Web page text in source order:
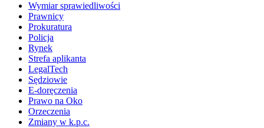
Wymiar sprawiedliwości
Prawnicy
Prokuratura
Policja
Rynek
Strefa aplikanta
LegalTech
Sędziowie
E-doręczenia
Prawo na Oko
Orzeczenia
Zmiany w k.p.c.